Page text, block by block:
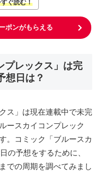
ぐ読む！
ポンがもらえる
プレックス」は完
想日は？
ス」は現在連載中で未完
ースカイコンプレック
。コミック「ブルースカ
の予想をするために、
での周期を調べてみまし